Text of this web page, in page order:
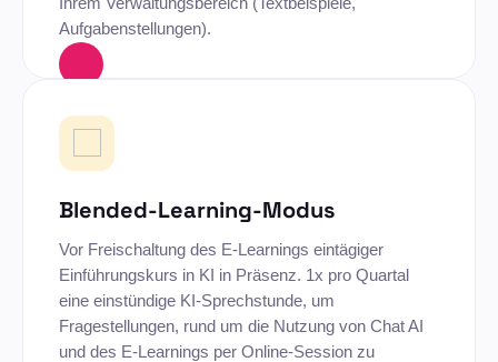
Aufgabenstellungen).
Blended-Learning-Modus
Vor Freischaltung des E-Learnings eintägiger
Einführungskurs in KI in Präsenz. 1x pro Quartal
eine einstündige KI-Sprechstunde, um
Fragestellungen, rund um die Nutzung von Chat AI
und des E-Learnings per Online-Session zu